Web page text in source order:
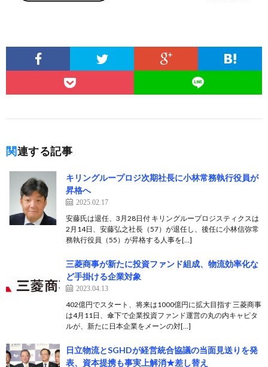
関連する記事
キリングループロジ次期社長に小林常務執行役員が
昇格へ
2025.02.17
安藤氏は退任、3月28日付 キリングループロジスティクスは
2月14日、安藤弘之社長（57）が退任し、後任に小林信弥常
務執行役員（55）が昇格する人事を[…]
三菱商事が新たに投資ファンド組成、物流効率化な
ど手掛ける企業対象
2023.04.13
402億円でスタート、将来は1000億円に拡大目指す 三菱商事
は4月11日、傘下で企業投資ファンド運営の丸の内キャピタ
ルが、新たに日本企業をメーンの対[…]
日立物流とSGHDが経営統合協議の当面見送りを発
表、資本提携も事実上解消★差し替え